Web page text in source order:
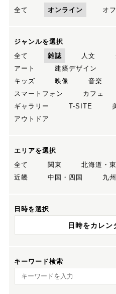
全て
オンライン オ
ジャンルを選択
全て
雑誌 人文
アート
建築デザイン
キッズ
映像 音楽
スマートフォン
カフェ
ギャラリー
T-SITE
アウトドア
エリアを選択
全て
関東 北海道・
近畿
中国・四国 九
日時を選択
日時をカレン
キーワード検索
キーワード検索